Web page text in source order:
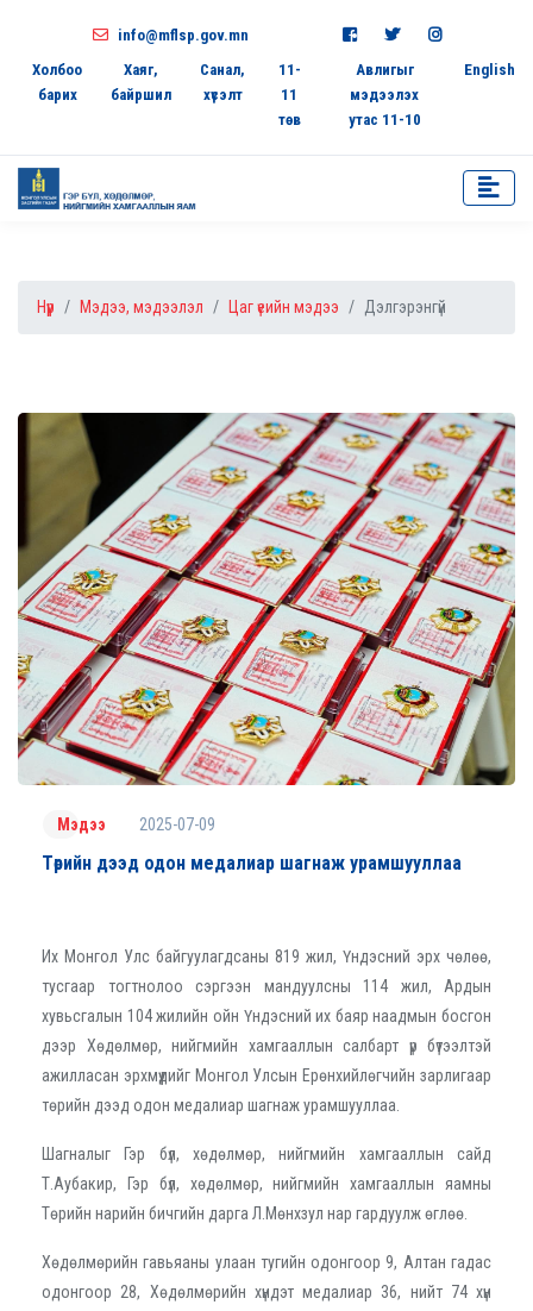
info@mflsp.gov.mn
Холбоо
барих
Хаяг,
байршил
Санал,
хүсэлт
11-
11
төв
Авлигыг
мэдээлэх
утас 11-10
English
Нүүр Мэдээ, мэдээлэл Цаг үеийн мэдээ Дэлгэрэнгүй
Мэдээ 2025-07-09
Төрийн дээд одон медалиар шагнаж урамшууллаа
Их Монгол Улс байгуулагдсаны 819 жил, Үндэсний эрх чөлөө,
тусгаар тогтнолоо сэргээн мандуулсны 114 жил, Ардын
хувьсгалын 104 жилийн ойн Үндэсний их баяр наадмын босгон
дээр Хөдөлмөр, нийгмийн хамгааллын салбарт үр бүтээлтэй
ажилласан эрхмүүдийг Монгол Улсын Ерөнхийлөгчийн зарлигаар
төрийн дээд одон медалиар шагнаж урамшууллаа.
Шагналыг Гэр бүл, хөдөлмөр, нийгмийн хамгааллын сайд
Т.Аубакир, Гэр бүл, хөдөлмөр, нийгмийн хамгааллын яамны
Төрийн нарийн бичгийн дарга Л.Мөнхзул нар гардуулж өглөө.
Хөдөлмөрийн гавьяаны улаан тугийн одонгоор 9, Алтан гадас
одонгоор 28, Хөдөлмөрийн хүндэт медалиар 36, нийт 74 хүн